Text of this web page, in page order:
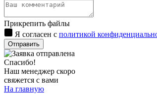
Прикрепить файлы
Я согласен с политикой
Отправить
Спасибо!
Наш менеджер скоро
свяжется с вами
На главную